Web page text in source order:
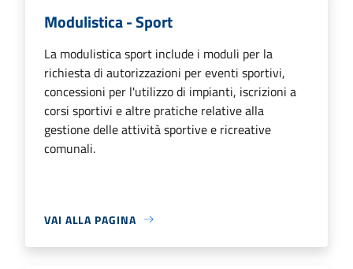
Modulistica - Sport
La modulistica sport include i moduli per la
richiesta di autorizzazioni per eventi sportivi,
concessioni per l'utilizzo di impianti, iscrizioni a
corsi sportivi e altre pratiche relative alla
gestione delle attività sportive e ricreative
comunali.
VAI ALLA PAGINA